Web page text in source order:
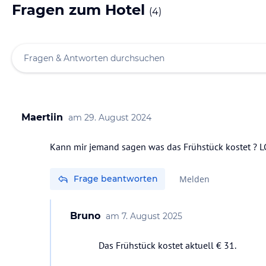
Fragen zum Hotel (4)
Maertiin am 29. August 2024
Kann mir jemand sagen was das Frühstück kostet ?
Frage beantworten Melden
Bruno am 7. August 2025
Das Frühstück kostet aktuell € 31.